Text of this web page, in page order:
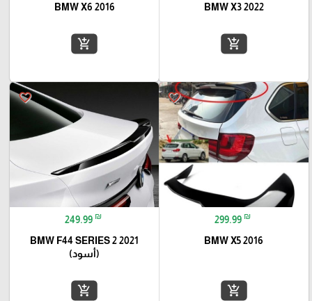
BMW X3 2022
add_shopping_cart
BMW X6 2016
add_shopping_cart
favorite_border
299.99 ₪
BMW X5 2016
add_shopping_cart
favorite_border
249.99 ₪
BMW F44 SERIES 2 2021
(أسود)
add_shopping_cart